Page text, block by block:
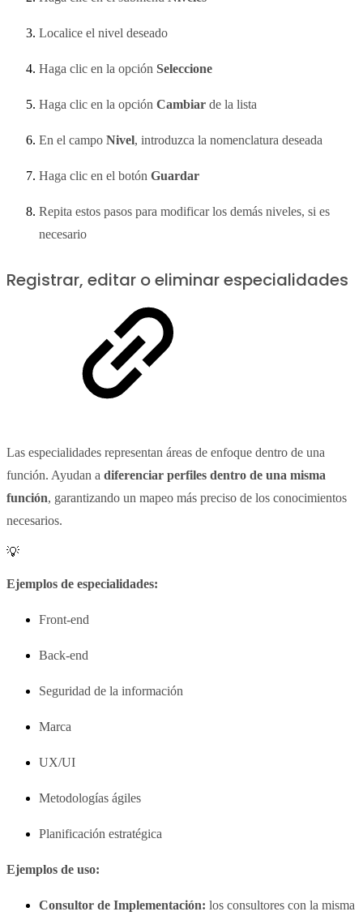
Localice el nivel deseado
Haga clic en la opción Seleccione
Haga clic en la opción Cambiar de la lista
En el campo Nivel, introduzca la nomenclatura deseada
Haga clic en el botón Guardar
Repita estos pasos para modificar los demás niveles, si es
necesario
Registrar, editar o eliminar especialidades
Las especialidades representan áreas de enfoque dentro de una
función. Ayudan a diferenciar perfiles dentro de una misma
función, garantizando un mapeo más preciso de los conocimientos
necesarios.
💡
Ejemplos de especialidades:
Front-end
Back-end
Seguridad de la información
Marca
UX/UI
Metodologías ágiles
Planificación estratégica
Ejemplos de uso:
Consultor de Implementación: los consultores con la misma